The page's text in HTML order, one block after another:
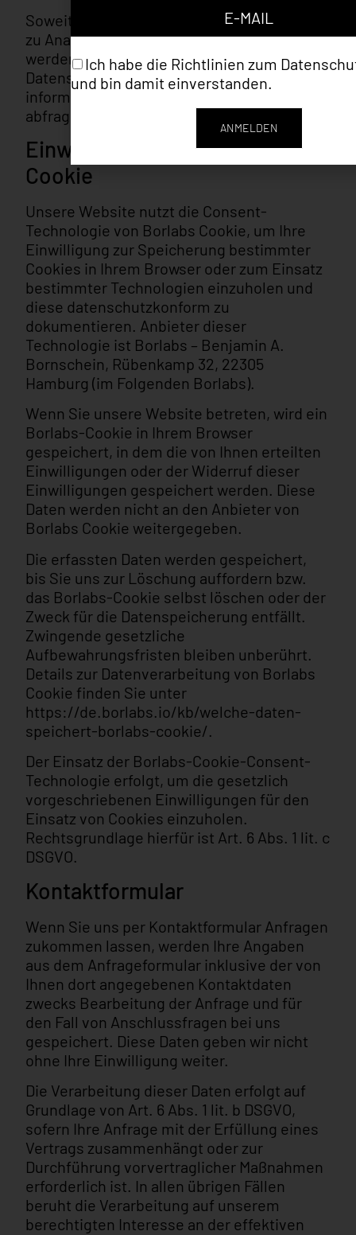
Soweit Cookies von Drittunternehmen oder
zu Analysezwecken eingesetzt werden,
werden wir Sie hierüber im Rahmen dieser
Datenschutzerklärung gesondert
informieren und ggf. eine Einwilligung
abfragen.
Einwilligung mit Borlabs
Cookie
Unsere Website nutzt die Consent-
Technologie von Borlabs Cookie, um Ihre
Einwilligung zur Speicherung bestimmter
Cookies in Ihrem Browser oder zum Einsatz
bestimmter Technologien einzuholen und
diese datenschutzkonform zu
dokumentieren. Anbieter dieser
Technologie ist Borlabs – Benjamin A.
Bornschein, Rübenkamp 32, 22305
Hamburg (im Folgenden Borlabs).
Wenn Sie unsere Website betreten, wird ein
Borlabs-Cookie in Ihrem Browser
gespeichert, in dem die von Ihnen erteilten
Einwilligungen oder der Widerruf dieser
Einwilligungen gespeichert werden. Diese
Daten werden nicht an den Anbieter von
Borlabs Cookie weitergegeben.
Die erfassten Daten werden gespeichert,
bis Sie uns zur Löschung auffordern bzw.
das Borlabs-Cookie selbst löschen oder der
Zweck für die Datenspeicherung entfällt.
Zwingende gesetzliche
Aufbewahrungsfristen bleiben unberührt.
Details zur Datenverarbeitung von Borlabs
Cookie finden Sie unter
https://de.borlabs.io/kb/welche-daten-
speichert-borlabs-cookie/
Der Einsatz der Borlabs-Cookie-Consent-
Technologie erfolgt, um die gesetzlich
vorgeschriebenen Einwilligungen für den
Einsatz von Cookies einzuholen.
Rechtsgrundlage hierfür ist Art. 6 Abs. 1 lit. c
DSGVO.
Kontaktformular
Wenn Sie uns per Kontaktformular Anfragen
zukommen lassen, werden Ihre Angaben
aus dem Anfrageformular inklusive der von
Ihnen dort angegebenen Kontaktdaten
zwecks Bearbeitung der Anfrage und für
den Fall von Anschlussfragen bei uns
gespeichert. Diese Daten geben wir nicht
ohne Ihre Einwilligung weiter.
Die Verarbeitung dieser Daten erfolgt auf
Grundlage von Art. 6 Abs. 1 lit. b DSGVO,
sofern Ihre Anfrage mit der Erfüllung eines
Vertrags zusammenhängt oder zur
Durchführung vorvertraglicher Maßnahmen
erforderlich ist. In allen übrigen Fällen
beruht die Verarbeitung auf unserem
berechtigten Interesse an der effektiven